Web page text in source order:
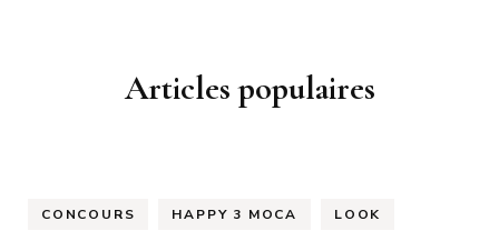
Articles populaires
CONCOURS HAPPY 3 MOCA LOOK